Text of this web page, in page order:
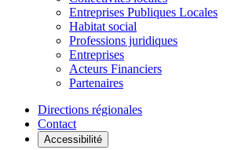
Entreprises Publiques Locales
Habitat social
Professions juridiques
Entreprises
Acteurs Financiers
Partenaires
Directions régionales
Contact
Accessibilité